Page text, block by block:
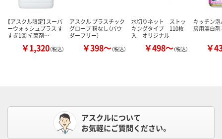
【アスクル限定】スーパ
ーウォッシュプラス す
すぎ1回 抗菌剤…
￥1,320（税込）
アスクル プラスチック
グローブ 粉なし（パウ
ダーフリー）
￥398～（税込）
水切りネット ストッ
キングタイプ 110枚
入 オリジナル
￥498～（税込）
キッチン
房用漂白剤
￥
アスクルについて
お気軽にご質問ください。